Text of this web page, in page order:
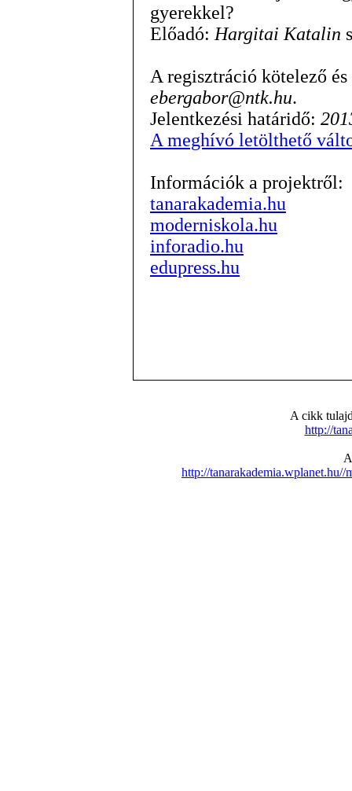
gyerekkel?
Előadó: Hargitai Katalin
A regisztráció kötelező
ebergabor@ntk.hu.
Jelentkezési határidő:
A meghívó letölthető
Információk a projektről:
tanarakademia.hu
moderniskola.hu
inforadio.hu
edupress.hu
A cikk
http://
http://